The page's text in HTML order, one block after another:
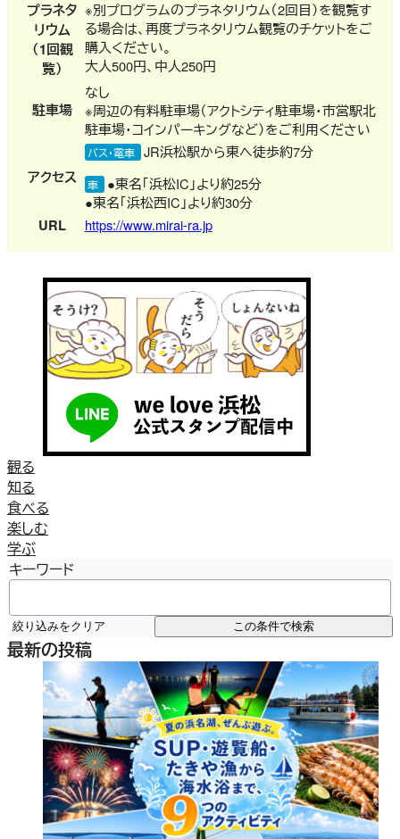
プラネタ
リウム
（1回観
覧）
※別プログラムのプラネタリウム（2回目）を観覧す
る場合は、再度プラネタリウム観覧のチケットをご
購入ください。
大人500円、中人250円
駐車場
なし
※周辺の有料駐車場（アクトシティ駐車場・市営駅北
駐車場・コインパーキングなど）をご利用ください
アクセス
バス・電車 JR浜松駅から東へ徒歩約7分
車
●東名「浜松IC」より約25分
●東名「浜松西IC」より約30分
URL https://www.mirai-ra.jp
観る
知る
食べる
楽しむ
学ぶ
キーワード
絞り込みをクリア この条件で検索
最新の投稿